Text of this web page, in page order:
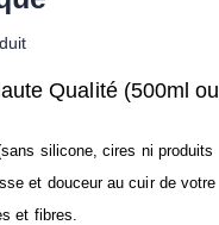
Qualité (500ml ou
silicone, cires ni produits
et douceur au cuir de votre
et fibres.